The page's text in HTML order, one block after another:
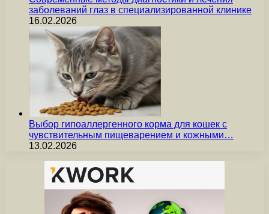
заболеваний глаз в специализированной клинике
16.02.2026
Выбор гипоаллергенного корма для кошек с
чувствительным пищеварением и кожными…
13.02.2026